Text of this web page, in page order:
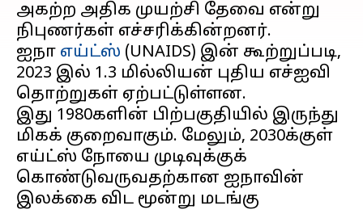
அகற்ற அதிக முயற்சி தேவை என்று
நிபுணர்கள் எச்சரிக்கின்றனர்.
ஐநா எய்ட்ஸ் (UNAIDS) இன் கூற்றுப்படி,
2023 இல் 1.3 மில்லியன் புதிய எச்ஐவி
தொற்றுகள் ஏற்பட்டுள்ளன.
இது 1980களின் பிற்பகுதியில் இருந்து
மிகக் குறைவாகும். மேலும், 2030க்குள்
எய்ட்ஸ் நோயை முடிவுக்குக்
கொண்டுவருவதற்கான ஐநாவின்
இலக்கை விட மூன்று மடங்கு